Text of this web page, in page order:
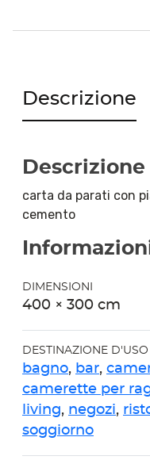
Descrizione
Descrizione
carta da parati con
cemento
DIMENSIONI
400 × 300 cm
DESTINAZIONE D'USO
bagno, bar,
camerette per
living, negozi,
soggiorno